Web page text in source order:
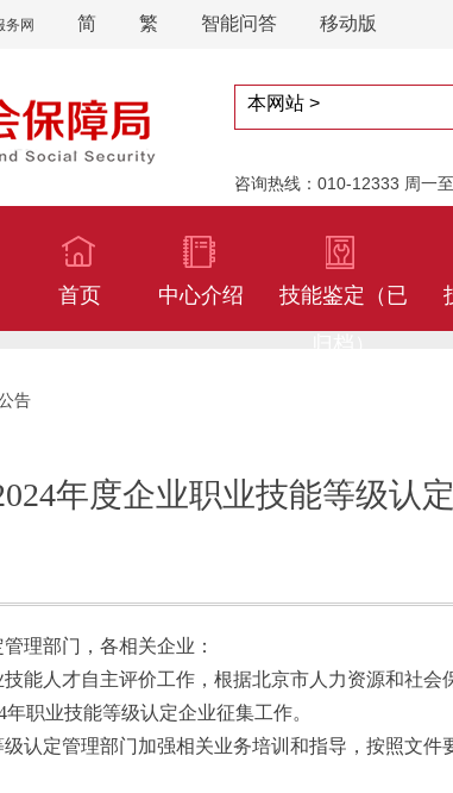
务网 简 繁 智能问答 移动版
咨询热线：010-12333 周一
首页 中心介绍 技能鉴定（已
告
年度企业职业技能等级认
理部门，各相关企业：
能人才自主评价工作，根据北京市人力资源和社会
职业技能等级认定企业征集工作。
认定管理部门加强相关业务培训和指导，按照文件